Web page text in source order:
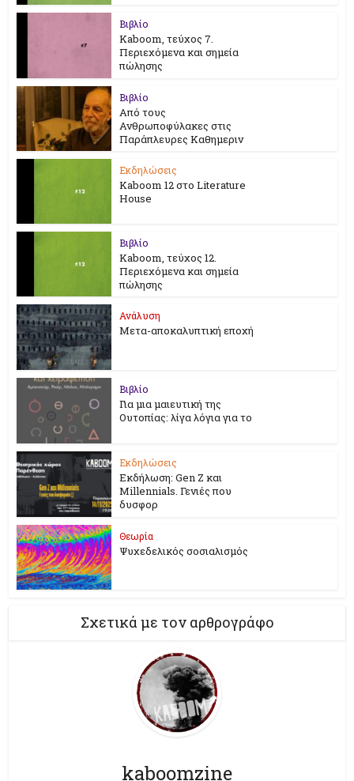
Βιβλίο
Kaboom, τεύχος 7.
Περιεχόμενα και σημεία
πώλησης
Βιβλίο
Από τους
Ανθρωποφύλακες στις
Παράπλευρες Καθημεριν
Εκδηλώσεις
Kaboom 12 στο Literature
House
Βιβλίο
Kaboom, τεύχος 12.
Περιεχόμενα και σημεία
πώλησης
Ανάλυση
Μετα-αποκαλυπτική εποχή
Βιβλίο
Για μια μαιευτική της
Ουτοπίας: λίγα λόγια για το
Εκδηλώσεις
Εκδήλωση: Gen Z και
Millennials. Γενιές που
δυσφορ
Θεωρία
Ψυχεδελικός σοσιαλισμός
Σχετικά με τον αρθρογράφο
kaboomzine